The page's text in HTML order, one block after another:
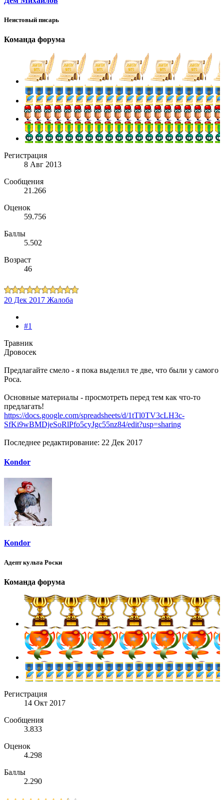
Неистовый писарь
Команда форума
Регистрация
8 Авг 2013
Сообщения
21.266
Оценок
59.756
Баллы
5.502
Возраст
46
20 Дек 2017 Жалоба
#1
Травник
Дровосек
Предлагайте смело - я пока выделил те две, что были у самого
Роса.
Основные материалы - просмотреть перед тем как что-то
предлагать!
https://docs.google.com/spreadsheets/d/1tTl0TV3cLH3c-
SfKi9wBMDjeSoRlPfo5cyJgc55nz84/edit?usp=sharing
Последнее редактирование: 22 Дек 2017
Kondor
Kondor
Адепт культа Роски
Команда форума
Регистрация
14 Окт 2017
Сообщения
3.833
Оценок
4.298
Баллы
2.290